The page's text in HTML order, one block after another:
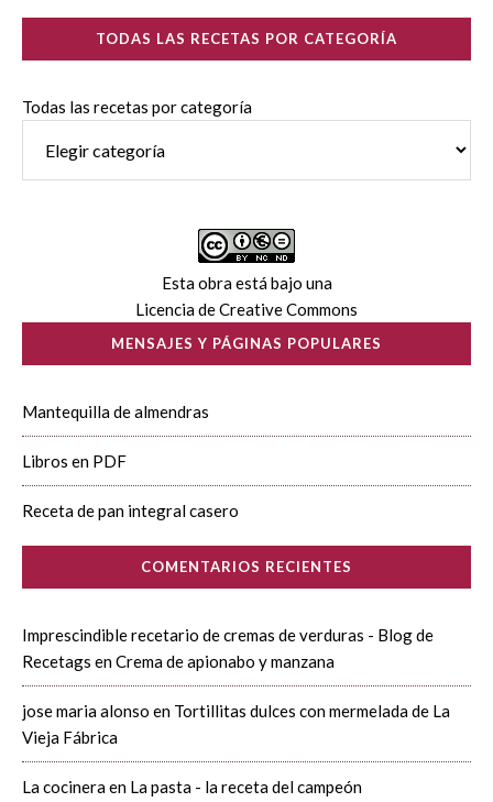
TODAS LAS RECETAS POR CATEGORÍA
Todas las recetas por categoría
Esta obra está bajo una
Licencia de Creative Commons
MENSAJES Y PÁGINAS POPULARES
Mantequilla de almendras
Libros en PDF
Receta de pan integral casero
COMENTARIOS RECIENTES
Imprescindible recetario de cremas de verduras - Blog de
Recetags enCrema de apionabo y manzana
jose maria alonso en Tortillitas dulces con mermelada de La
Vieja Fábrica
La cocineraen La pasta - la receta del campeón